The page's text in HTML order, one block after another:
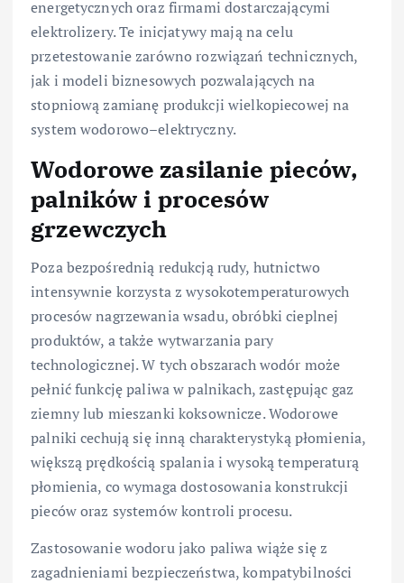
energetycznych oraz firmami dostarczającymi
elektrolizery. Te inicjatywy mają na celu
przetestowanie zarówno rozwiązań technicznych,
jak i modeli biznesowych pozwalających na
stopniową zamianę produkcji wielkopiecowej na
system wodorowo–elektryczny.
Wodorowe zasilanie pieców,
palników i procesów
grzewczych
Poza bezpośrednią redukcją rudy, hutnictwo
intensywnie korzysta z wysokotemperaturowych
procesów nagrzewania wsadu, obróbki cieplnej
produktów, a także wytwarzania pary
technologicznej. W tych obszarach wodór może
pełnić funkcję paliwa w palnikach, zastępując gaz
ziemny lub mieszanki koksownicze. Wodorowe
palniki cechują się inną charakterystyką płomienia,
większą prędkością spalania i wysoką temperaturą
płomienia, co wymaga dostosowania konstrukcji
pieców oraz systemów kontroli procesu.
Zastosowanie wodoru jako paliwa wiąże się z
zagadnieniami bezpieczeństwa, kompatybilności